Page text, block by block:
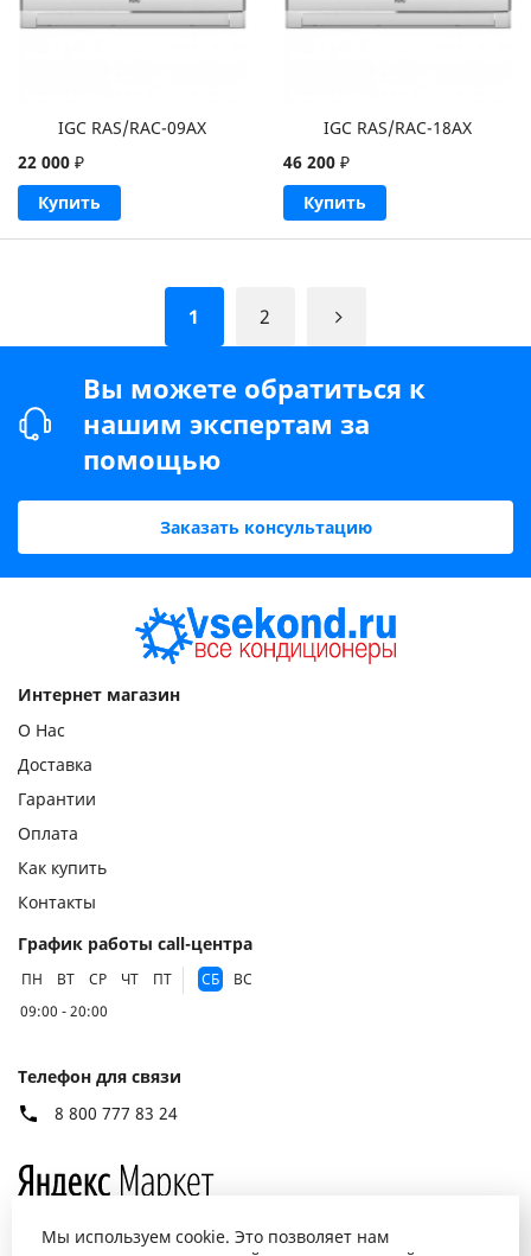
IGC RAS/RAC-09AX
22 000 ₽
Купить
IGC RAS/RAC-18AX
46 200₽
Купить
1 2
Вы можете обратиться к
нашим экспертам за
помощью
Заказать консультацию
Интернет магазин
О Нас
Доставка
Гарантии
Оплата
Как купить
Контакты
График работы call-центра
ПН ВТ СР ЧТ ПТ СБ
ВС
09:00 - 20:00
Телефон для связи
8 800 777 83 24
Мы используем cookie. Это позволяет нам